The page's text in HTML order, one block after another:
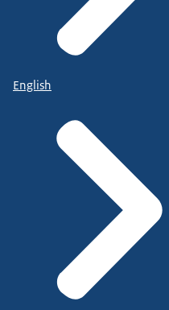
English